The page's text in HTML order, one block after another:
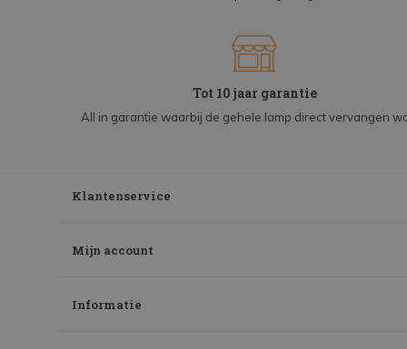
Tot 10 jaar garantie
All in garantie waarbij de gehele lamp direct vervangen
Klantenservice
Mijn account
Informatie